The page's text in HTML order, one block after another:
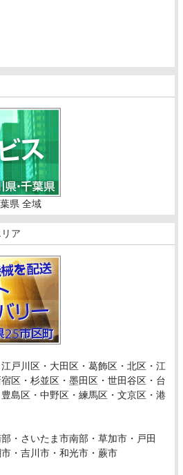
県 全域
ア
戸川区・大田区・葛飾区・北区・江
区・杉並区・墨田区・世田谷区・台
島区・中野区・練馬区・文京区・港
・さいたま市南部・草加市・戸田
・吉川市・和光市・蕨市